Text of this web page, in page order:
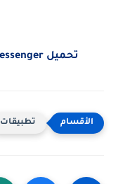
تحميل Viber Messenger الاصدار القديم
تطبيقات